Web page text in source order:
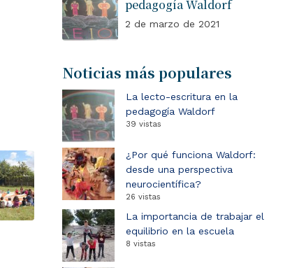
pedagogía Waldorf
2 de marzo de 2021
Noticias más populares
La lecto-escritura en la
pedagogía Waldorf
39 vistas
¿Por qué funciona Waldorf:
desde una perspectiva
neurocientífica?
26 vistas
La importancia de trabajar el
equilibrio en la escuela
8 vistas